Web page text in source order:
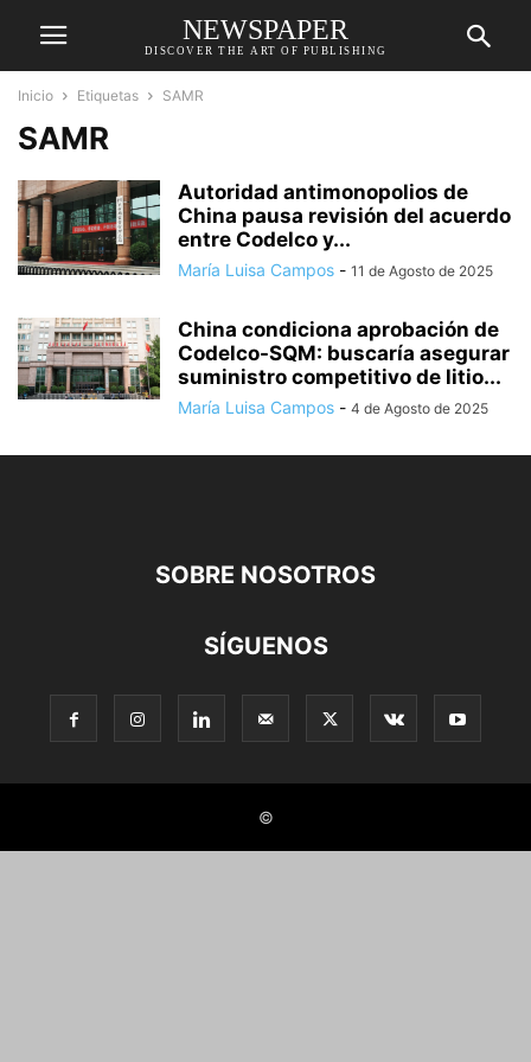
NEWSPAPER
DISCOVER THE ART OF PUBLISHING
Inicio Etiquetas SAMR
SAMR
Autoridad antimonopolios de
China pausa revisión del acuerdo
entre Codelco y...
María Luisa Campos - 11 de Agosto de 2025
China condiciona aprobación de
Codelco-SQM: buscaría asegurar
suministro competitivo de litio...
María Luisa Campos - 4 de Agosto de 2025
SOBRE NOSOTROS
SÍGUENOS
©